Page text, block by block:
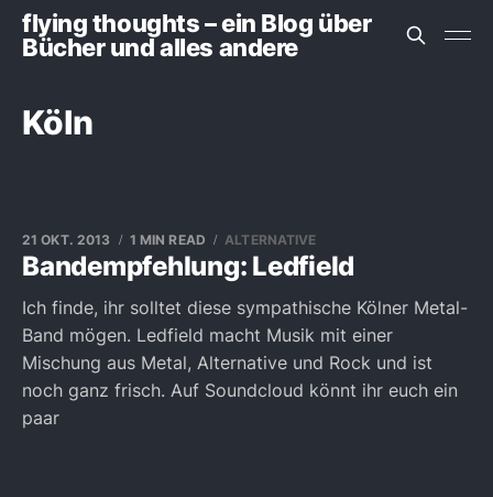
flying thoughts – ein Blog über
Bücher und alles andere
Köln
Bandempfehlung: Ledfield
21 OKT. 2013 1 MIN READ ALTERNATIVE
Ich finde, ihr solltet diese sympathische Kölner Metal-
Band mögen. Ledfield macht Musik mit einer
Mischung aus Metal, Alternative und Rock und ist
noch ganz frisch. Auf Soundcloud könnt ihr euch ein
paar